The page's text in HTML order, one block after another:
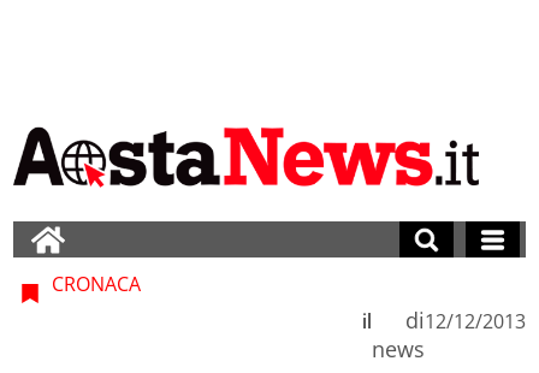
CRONACA
di
news
il 12/12/2013